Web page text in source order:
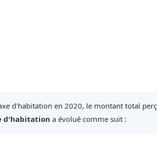
d'habitation en 2020, le montant total
d'habitation a évolué comme suit :